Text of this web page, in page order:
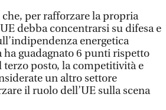
per rafforzare la propria
debba concentrarsi su difesa e
energetica
ha guadagnato 6 punti rispetto
terzo posto, la competitività e
un altro settore
il ruolo dell’UE sulla scena